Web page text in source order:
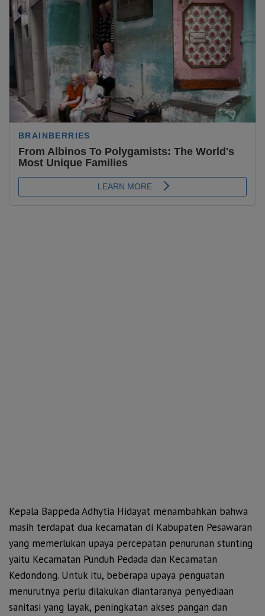
Kepala Bappeda Adhytia Hidayat menambahkan bahwa
masih terdapat dua kecamatan di Kabupaten Pesawaran
yang memerlukan upaya percepatan penurunan stunting
yaitu Kecamatan Punduh Pedada dan Kecamatan
Kedondong. Untuk itu, beberapa upaya penguatan
menurutnya perlu dilakukan diantaranya penyediaan
sanitasi yang layak, peningkatan akses pangan dan